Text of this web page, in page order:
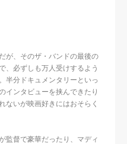
が、そのザ・バンドの最後の
、必ずしも万人受けするよう
半分ドキュメンタリーといっ
インタビューを挟んできたり
ないが映画好きにはおそらく
監督で豪華だったり、マディ